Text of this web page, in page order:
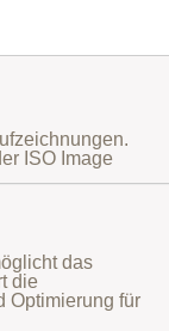
ISO Image
das
die
Optimierung für